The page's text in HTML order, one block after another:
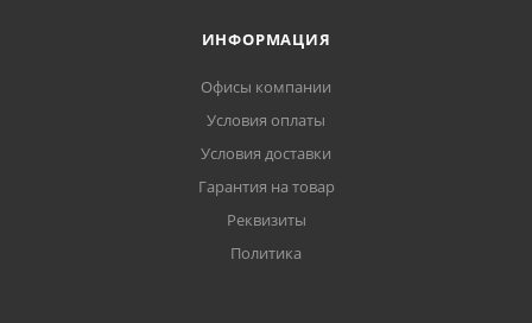
ИНФОРМАЦИЯ
Офисы компании
Условия оплаты
Условия доставки
Гарантия на товар
Реквизиты
Политика